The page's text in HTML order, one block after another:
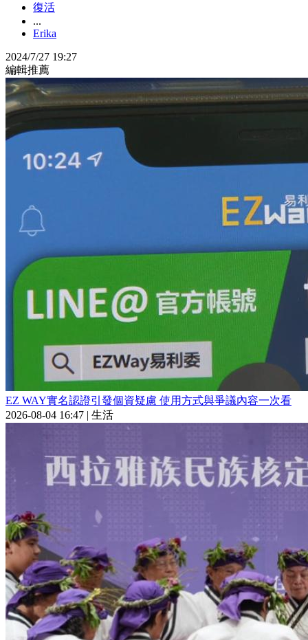
復活
...
Erika
2024/7/27 19:27
編輯推薦
EZ WAY實名認證引發個資疑慮 使用方式與爭議內容一次看
2026-08-04 16:47 | 生活